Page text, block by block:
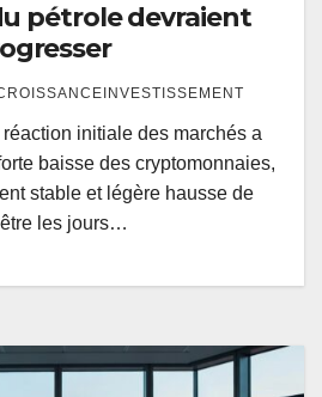
pétrole devraient
réaction initiale des marchés a
baisse des cryptomonnaies,
stable et légère hausse de
être les jours…